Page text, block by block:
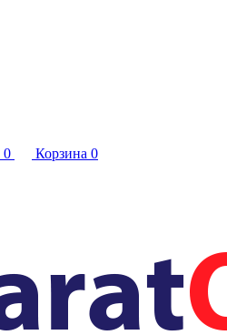
0 Корзина 0